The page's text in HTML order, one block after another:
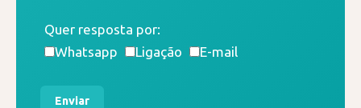
Quer resposta por:
Whatsapp
Ligação E-mail
Enviar